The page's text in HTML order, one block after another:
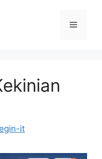
Menu
it